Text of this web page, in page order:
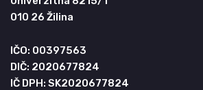
010 26 Žilina
IČO: 00397563
DIČ: 2020677824
IČ DPH: SK2020677824